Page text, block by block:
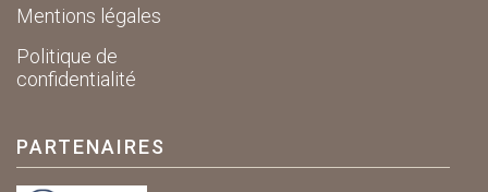
Mentions légales
Politique de
confidentialité
PARTENAIRES